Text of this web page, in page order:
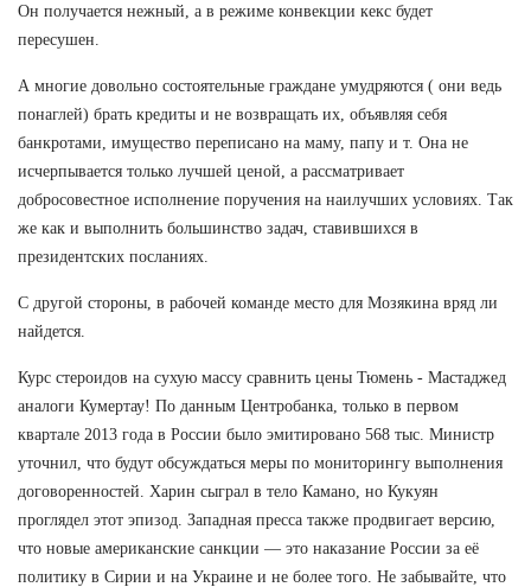
Он получается нежный, а в режиме конвекции кекс будет
пересушен.
А многие довольно состоятельные граждане умудряются ( они ведь
понаглей) брать кредиты и не возвращать их, объявляя себя
банкротами, имущество переписано на маму, папу и т. Она не
исчерпывается только лучшей ценой, а рассматривает
добросовестное исполнение поручения на наилучших условиях. Так
же как и выполнить большинство задач, ставившихся в
президентских посланиях.
С другой стороны, в рабочей команде место для Мозякина вряд ли
найдется.
Курс стероидов на сухую массу сравнить цены Тюмень - Мастаджед
аналоги Кумертау! По данным Центробанка, только в первом
квартале 2013 года в России было эмитировано 568 тыс. Министр
уточнил, что будут обсуждаться меры по мониторингу выполнения
договоренностей. Харин сыграл в тело Камано, но Кукуян
проглядел этот эпизод. Западная пресса также продвигает версию,
что новые американские санкции — это наказание России за её
политику в Сирии и на Украине и не более того. Не забывайте, что